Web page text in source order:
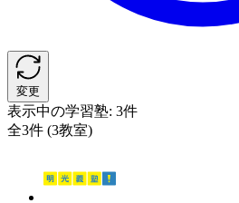
変更
表示中の学習塾: 3件
全3件 (3教室)